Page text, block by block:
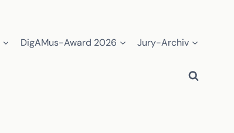
DigAMus-Award 2026 Jury-Archiv